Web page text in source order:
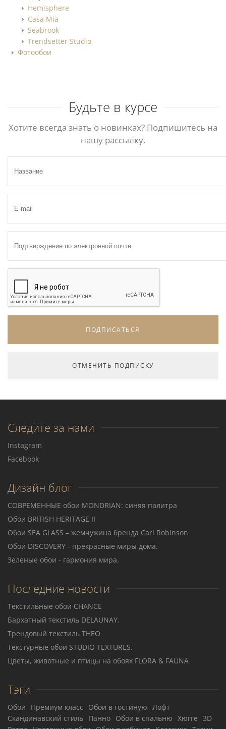
Hemisphere
Casa Mia
Seabrook
Trendsetter Studio
Фотообои
Будьте в курсе
Хотите всегда знать о новинках? Подпишитесь на
нашу рассылку.
Следите за нами
Instagram
Facebook
Дизайн блог
СОВРЕМЕННЫЕ обои MONDRIAN: синяя палитра
Обои BRITISH HERITAGE II
Обои SEA GLASS – жемчужина бренда Carl Robinson
Обои DISCOVERY - прекрасные миры дома.
Зеленые обои - гармония мира.
Последние новости
Текстильные обои CHANCE
Бархатный текстиль DELAUNAY.
Трендовый текстиль THEO
Teкстурные обои STUDIO TEXTURES.
Цветы, животные и птицы на обоях FLORA & FAUNA
Тэги
Обои Премиум класс Обои в гостиную Лофт
Скандинавский стиль Панно Обои в спальню Хюгге
3D